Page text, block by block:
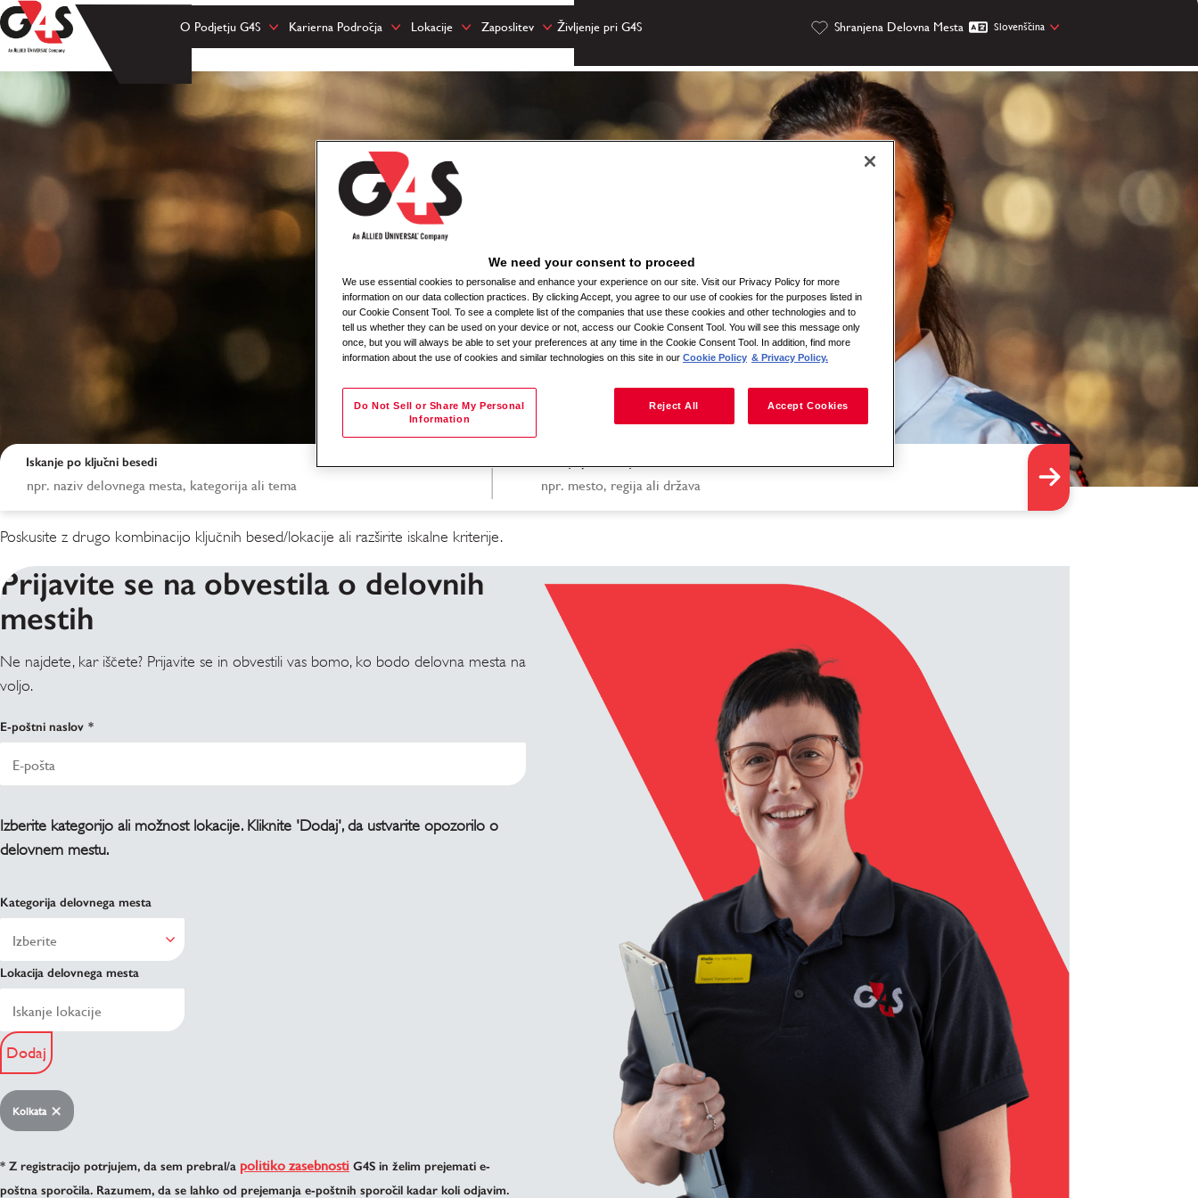
O Podjetju G4S Karierna Področja Lokacije Zaposlitev Življenje pri G4S Shranjena Delovna Mesta Slovenščina
Rezultati iskanja
Iskanje po ključni besedi
Poskusite z drugo kombinacijo ključnih besed/lokacije ali razširite iskalne kriterije.
Prijavite se na obvestila o delovnih
mestih
Ne najdete, kar iščete? Prijavite se in obvestili vas bomo, ko bodo delovna mesta na
voljo.
E-poštni naslov
Izberite kategorijo ali možnost lokacije. Kliknite 'Dodaj', da ustvarite opozorilo o
delovnem mestu.
Kategorija delovnega mesta
Lokacija delovnega mesta
Dodaj
Kolkata
* Z registracijo potrjujem, da sem prebral/a politiko zasebnosti G4S in želim prejemati e-
poštna sporočila. Razumem, da se lahko od prejemanja e-poštnih sporočil kadar koli odjavim.
We need your consent to proceed
We use essential cookies to personalise and enhance your experience on our site. Visit our Privacy Policy for more
information on our data collection practices. By clicking Accept, you agree to our use of cookies for the purposes listed in
our Cookie Consent Tool. To see a complete list of the companies that use these cookies and other technologies and to
tell us whether they can be used on your device or not, access our Cookie Consent Tool. You will see this message only
once, but you will always be able to set your preferences at any time in the Cookie Consent Tool. In addition, find more
information about the use of cookies and similar technologies on this site in our Cookie Policy & Privacy Policy.
Do Not Sell or Share My Personal
Information
Reject All Accept Cookies